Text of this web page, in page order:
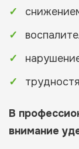
В
внимание